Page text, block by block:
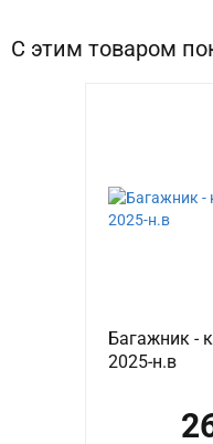
С этим товаром
Багажник -
2025-н.в